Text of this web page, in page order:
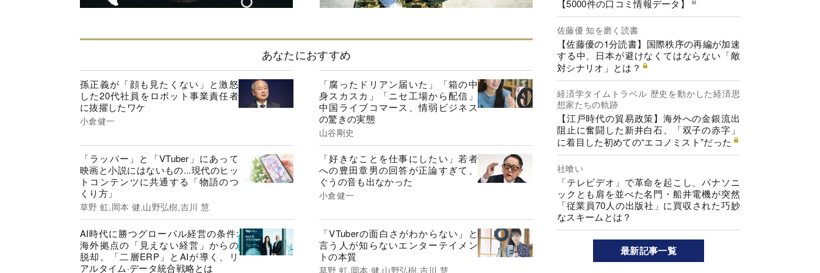
あなたにおすすめ
孫正義が「顔も見たくない」と激怒
した20代社員をロボット事業責任者
に抜擢したワケ
小倉健一
「腐ったドリアン届いた」「箱の中
身スカスカ」「ニセ工場から配信」
中国ライブコマース、情弱ビジネス
の驚きの実態
山谷剛史
「ラッパー」と「VTuber」にあって
映画と小説にはないもの...現代のヒッ
トコンテンツに共通する「物語のつ
くり方」
草野 虹,岡本 健,山野弘樹,吉川 慧
「好きなことを仕事にしたい」若者
への豊田章男の回答が正論すぎて、
ぐうの音も出なかった
小倉健一
AI時代に勝つグローバル経営の条件:
海外拠点の「見えない経営」からの
脱却。「二層ERP」とAIが導く、リ
アルタイム·データ統合戦略とは
「VTuberの面白さがわからない」と
言う人が知らないエンターテイメン
トの本質
草野 虹,岡本 健,山野弘樹,吉川 慧
【5000件の口コミ情報データ】
佐藤優 知を磨く読書
【佐藤優の1分読書】国際秩序の再編が加速
する中、日本が避けなくてはならない「敵
対シナリオ」とは？
経済学タイムトラベル 歴史を動かした経済思
想家たちの軌跡
【江戸時代の貿易政策】海外への金銀流出
阻止に奮闘した新井白石、「双子の赤字」
に着目した初めての“エコノミスト”だった
社喰い
「テレビデオ」で革命を起こし、パナソニ
ックとも肩を並べた名門・船井電機が突然
「従業員70人の出版社」に買収された巧妙
なスキームとは？
最新記事一覧